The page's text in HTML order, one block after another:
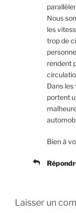
Nous
les
trop de
rendent
Dans
portent
Bien à
Laisser un